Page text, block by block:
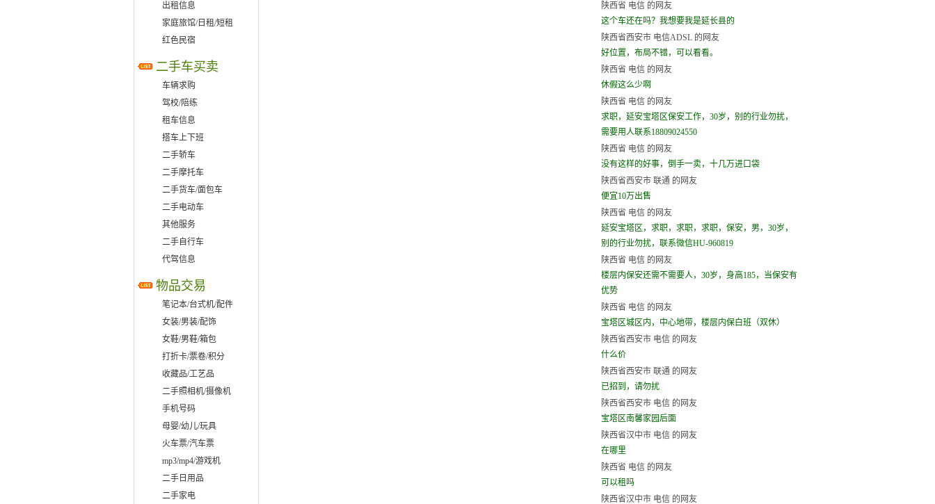
出租信息
家庭旅馆/日租/短租
红色民宿
二手车买卖
车辆求购
驾校/陪练
租车信息
搭车上下班
二手轿车
二手摩托车
二手货车/面包车
二手电动车
其他服务
二手自行车
代驾信息
物品交易
笔记本/台式机/配件
女装/男装/配饰
女鞋/男鞋/箱包
打折卡/票卷/积分
收藏品/工艺品
二手照相机/摄像机
手机号码
母婴/幼儿/玩具
火车票/汽车票
mp3/mp4/游戏机
二手日用品
二手家电
陕西省 电信 的网友
这个车还在吗？我想要我是延长县的
陕西省西安市 电信ADSL 的网友
好位置，布局不错，可以看看。
陕西省 电信 的网友
休假这么少啊
陕西省 电信 的网友
求职，延安宝塔区保安工作，30岁，别的行业勿扰，
需要用人联系18809024550
陕西省 电信 的网友
没有这样的好事，倒手一卖，十几万进口袋
陕西省西安市 联通 的网友
便宜10万出售
陕西省 电信 的网友
延安宝塔区，求职，求职，求职，保安，男，30岁，
别的行业勿扰，联系微信HU-960819
陕西省 电信 的网友
楼层内保安还需不需要人，30岁，身高185，当保安有
优势
陕西省 电信 的网友
宝塔区城区内，中心地带，楼层内保白班（双休）
陕西省西安市 电信 的网友
什么价
陕西省西安市 联通 的网友
已招到，请勿扰
陕西省西安市 电信 的网友
宝塔区南馨家园后面
陕西省汉中市 电信 的网友
在哪里
陕西省 电信 的网友
可以租吗
陕西省汉中市 电信 的网友